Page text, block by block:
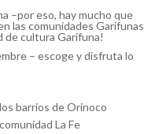
–por eso, hay mucho que
las comunidades Garifunas
de cultura Garifuna!
– escoge y disfruta lo
barrios de Orinoco
La Fe